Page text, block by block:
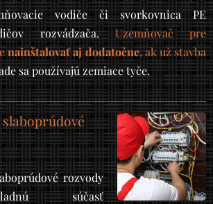
vodiče či svorkovnica PE
rozvádzača. Uzemňovač pre
nainštalovať aj dodatočne, ak už stavba
sa používajú zemiace tyče.
rozvody
súčasť